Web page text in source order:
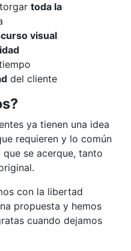
toda la
visual
del cliente
ya tienen una idea
requieren y lo común
se acerque, tanto
con la libertad
propuesta y hemos
cuando dejamos